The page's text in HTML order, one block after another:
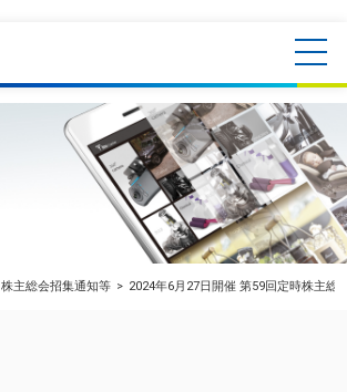
株主総会招集通知等 2024年6月27日開催 第59回定時株主総